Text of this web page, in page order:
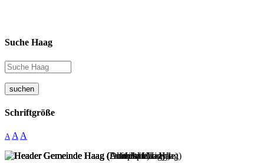
Suche Haag
suchen
Schriftgröße
A A A